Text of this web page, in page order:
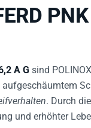
A G sind
. Durch
und erhöhter